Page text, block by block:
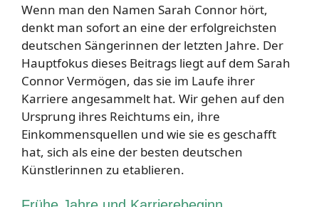
Wenn man den Namen Sarah Connor hört,
denkt man sofort an eine der erfolgreichsten
deutschen Sängerinnen der letzten Jahre. Der
Hauptfokus dieses Beitrags liegt auf dem Sarah
Connor Vermögen, das sie im Laufe ihrer
Karriere angesammelt hat. Wir gehen auf den
Ursprung ihres Reichtums ein, ihre
Einkommensquellen und wie sie es geschafft
hat, sich als eine der besten deutschen
Künstlerinnen zu etablieren.